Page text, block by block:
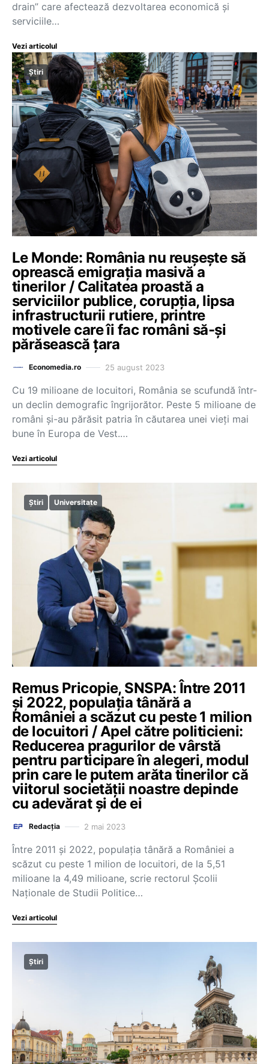
drain” care afectează dezvoltarea economică și
serviciile…
Vezi articolul
Știri
Le Monde: România nu reușește să
oprească emigrația masivă a
tinerilor / Calitatea proastă a
serviciilor publice, corupția, lipsa
infrastructurii rutiere, printre
motivele care îi fac români să-și
părăsească țara
Economedia.ro 25 august 2023
Cu 19 milioane de locuitori, România se scufundă într-
un declin demografic îngrijorător. Peste 5 milioane de
români și-au părăsit patria în căutarea unei vieți mai
bune în Europa de Vest.…
Vezi articolul
Știri Universitate
Remus Pricopie, SNSPA: Între 2011
și 2022, populația tânără a
României a scăzut cu peste 1 milion
de locuitori / Apel către politicieni:
Reducerea pragurilor de vârstă
pentru participare în alegeri, modul
prin care le putem arăta tinerilor că
viitorul societății noastre depinde
cu adevărat și de ei
Redacția 2 mai 2023
Între 2011 și 2022, populația tânără a României a
scăzut cu peste 1 milion de locuitori, de la 5,51
milioane la 4,49 milioane, scrie rectorul Școlii
Naționale de Studii Politice…
Vezi articolul
Știri